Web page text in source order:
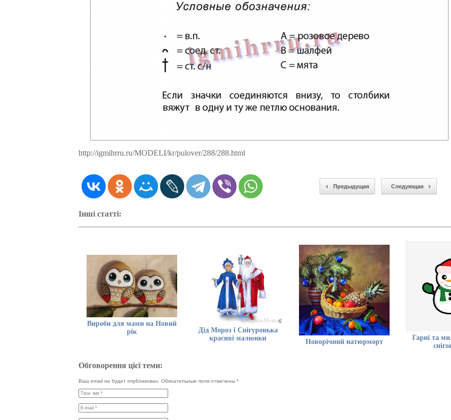
http://igmihrru.ru/MODELI/kr/pulover/288/288.html
Предыдущая Следующая
Інші статті:
Вироби для мами на Новий
рік
Дід Мороз і Снігуронька
красиві малюнки
Новорічний натюрморт
Гарні та
Обговорення цієї теми:
Ваш email не будет опубликован. Обязательные поля отмечены *